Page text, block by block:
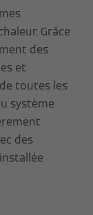
Grâce
des
et
toutes les
système
des